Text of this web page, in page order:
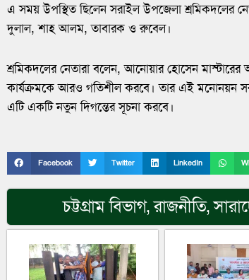
এ সময় উপস্থিত ছিলেন সরাইল উপজেলা
দুলাল, শাহ আলম, তাবারক ও রুবেল।
শ্রমিকদলের নেতারা বলেন, আনোয়ার হোসেন
কার্যক্রমকে আরও গতিশীল করবে। তার এই মনোনয়ন
এটি একটি নতুন দিগন্তের সূচনা করবে।
Facebook Twitter LinkedIn
চট্টগ্রাম বিভাগ,রাজনীতি,